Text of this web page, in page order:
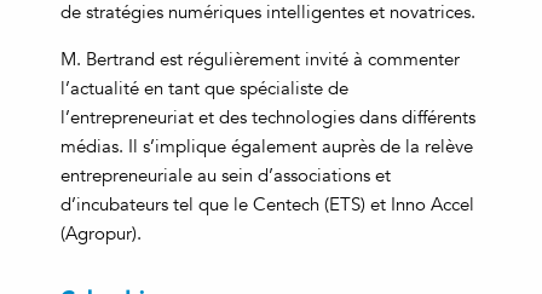
de stratégies numériques intelligentes et novatrices.
M. Bertrand est régulièrement invité à commenter
l’actualité en tant que spécialiste de
l’entrepreneuriat et des technologies dans différents
médias. Il s’implique également auprès de la relève
entrepreneuriale au sein d’associations et
d’incubateurs tel que le Centech (ETS) et Inno Accel
(Agropur).